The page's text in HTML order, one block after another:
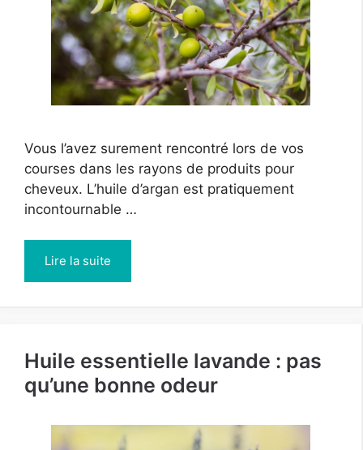
Vous l’avez surement rencontré lors de vos
courses dans les rayons de produits pour
cheveux. L’huile d’argan est pratiquement
incontournable …
Lire la suite
Huile essentielle lavande : pas
qu’une bonne odeur